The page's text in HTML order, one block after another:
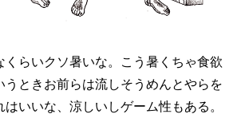
くらいクソ暑いな。こう暑くちゃ食欲
うときお前らは流しそうめんとやらを
いいな、涼しいしゲーム性もある。